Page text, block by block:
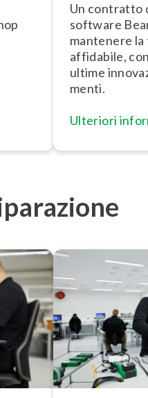
Un contratto
software
mantenere
affidabile,
ultime
men­ti.
Ulteriori